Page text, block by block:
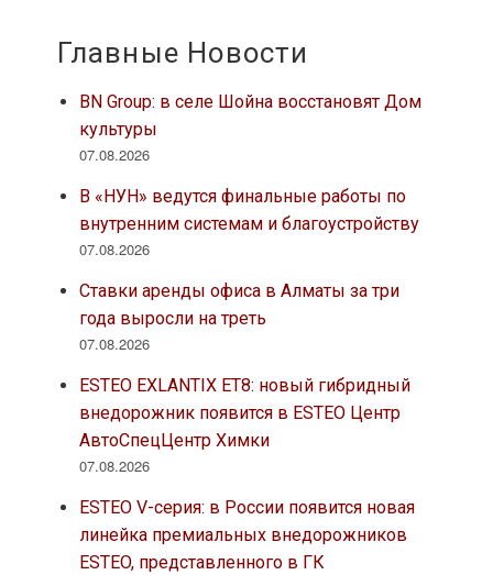
Главные Новости
BN Group: в селе Шойна восстановят Дом
культуры
07.08.2026
В «НУН» ведутся финальные работы по
внутренним системам и благоустройству
07.08.2026
Ставки аренды офиса в Алматы за три
года выросли на треть
07.08.2026
ESTEO EXLANTIX ET8: новый гибридный
внедорожник появится в ESTEO Центр
АвтоСпецЦентр Химки
07.08.2026
ESTEO V-серия: в России появится новая
линейка премиальных внедорожников
ESTEO, представленного в ГК